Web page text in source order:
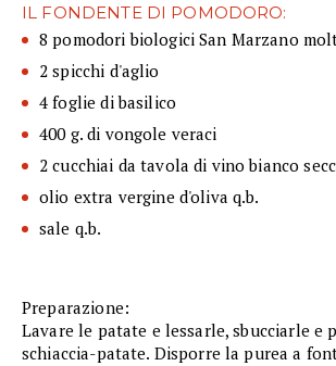
IL FONDENTE DI POMODORO:
8 pomodori biologici San Marzano
2 spicchi d'aglio
4 foglie di basilico
400 g. di vongole veraci
2 cucchiai da tavola di vino bianco
olio extra vergine d'oliva q.b.
sale q.b.
Preparazione:
Lavare le patate e lessarle, sbucciarle e
schiaccia-patate. Disporre la purea a